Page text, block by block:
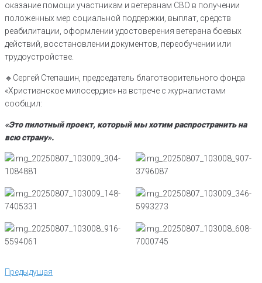
оказание помощи участникам и ветеранам СВО в получении
положенных мер социальной поддержки, выплат, средств
реабилитации, оформлении удостоверения ветерана боевых
действий, восстановлении документов, переобучении или
трудоустройстве.
🔸Сергей Степашин, председатель благотворительного фонда
«Христианское милосердие» на встрече с журналистами
сообщил:
«Это пилотный проект, который мы хотим распространить на
всю страну».
Навигация
по
Предыдущая
Предыдущая